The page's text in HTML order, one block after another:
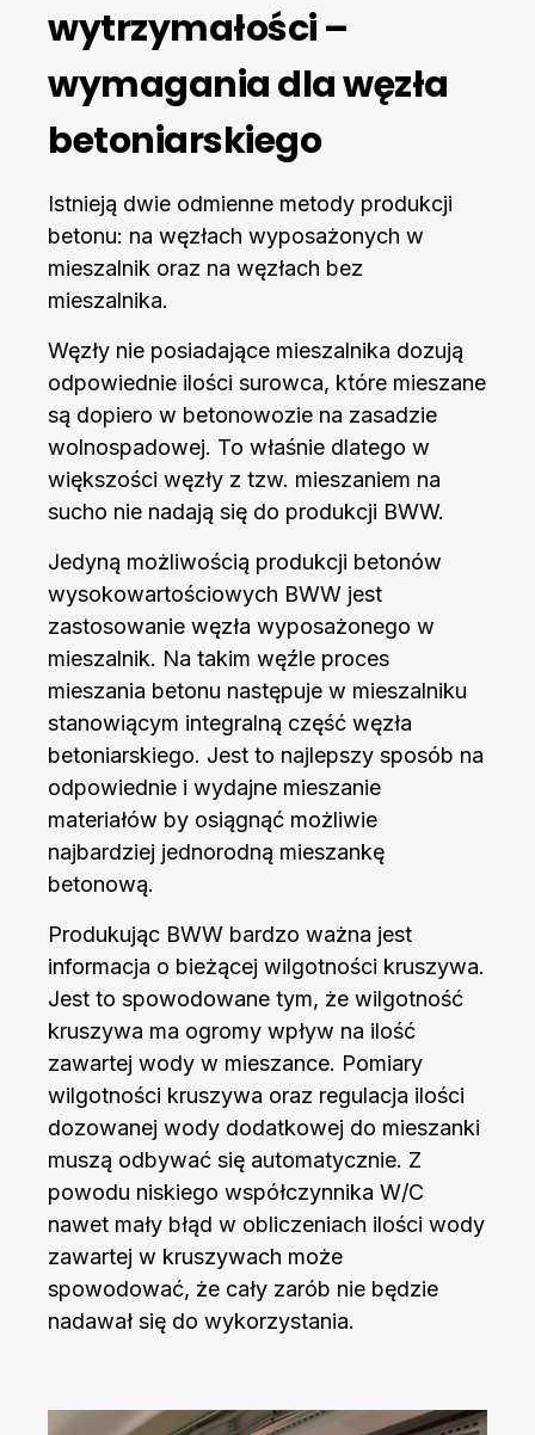
wytrzymałości –
wymagania dla węzła
betoniarskiego
Istnieją dwie odmienne metody produkcji
betonu: na węzłach wyposażonych w
mieszalnik oraz na węzłach bez
mieszalnika.
Węzły nie posiadające mieszalnika dozują
odpowiednie ilości surowca, które mieszane
są dopiero w betonowozie na zasadzie
wolnospadowej. To właśnie dlatego w
większości węzły z tzw. mieszaniem na
sucho nie nadają się do produkcji BWW.
Jedyną możliwością produkcji betonów
wysokowartościowych BWW jest
zastosowanie węzła wyposażonego w
mieszalnik. Na takim węźle proces
mieszania betonu następuje w mieszalniku
stanowiącym integralną część węzła
betoniarskiego. Jest to najlepszy sposób na
odpowiednie i wydajne mieszanie
materiałów by osiągnąć możliwie
najbardziej jednorodną mieszankę
betonową.
Produkując BWW bardzo ważna jest
informacja o bieżącej wilgotności kruszywa.
Jest to spowodowane tym, że wilgotność
kruszywa ma ogromy wpływ na ilość
zawartej wody w mieszance. Pomiary
wilgotności kruszywa oraz regulacja ilości
dozowanej wody dodatkowej do mieszanki
muszą odbywać się automatycznie. Z
powodu niskiego współczynnika W/C
nawet mały błąd w obliczeniach ilości wody
zawartej w kruszywach może
spowodować, że cały zarób nie będzie
nadawał się do wykorzystania.